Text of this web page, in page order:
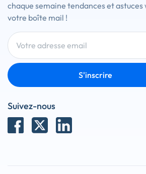
chaque semaine tendances et astuces
votre boîte mail !
S'inscrire
Suivez-nous